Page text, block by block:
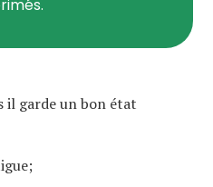
il garde un bon état